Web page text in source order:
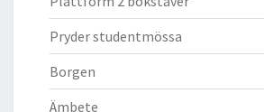
Pryder studentmössa
Borgen
Ämbete